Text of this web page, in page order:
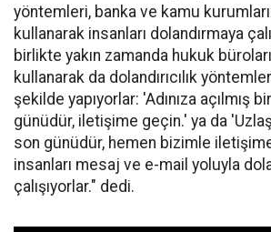
yöntemleri, banka ve kamu
kullanarak insanları dolandırmaya
birlikte yakın zamanda hukuk
kullanarak da dolandırıcılık
şekilde yapıyorlar: 'Adınıza açılmış
günüdür, iletişime geçin.' ya da
son günüdür, hemen bizimle
insanları mesaj ve e-mail yoluyla
çalışıyorlar." dedi.